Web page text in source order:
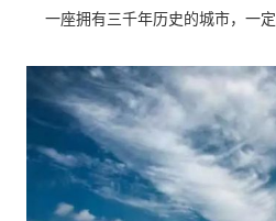
一座拥有三千年历史的城市，一定